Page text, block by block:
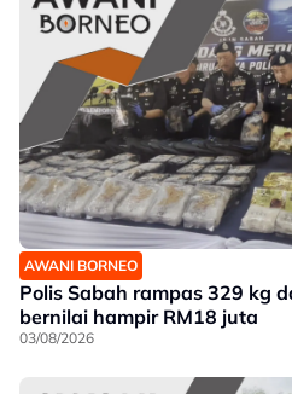
AWANI BORNEO
Polis Sabah rampas 329 kg
bernilai hampir RM18 juta
03/08/2026